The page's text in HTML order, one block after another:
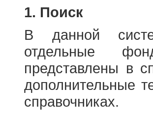
1. Поиск
В данной
отдельные
представлены в
дополнительные
справочниках.